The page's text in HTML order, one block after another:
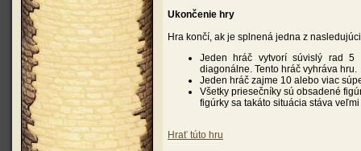
Ukončenie hry
Hra končí, ak je splnená jedna z
Jeden hráč vytvorí súvislý rad 5
diagonálne. Tento hráč vyhráva hru.
Jeden hráč zajme 10 alebo viac
Všetky priesečníky sú obsadené
figúrky sa takáto situácia stáva
Hrať túto hru